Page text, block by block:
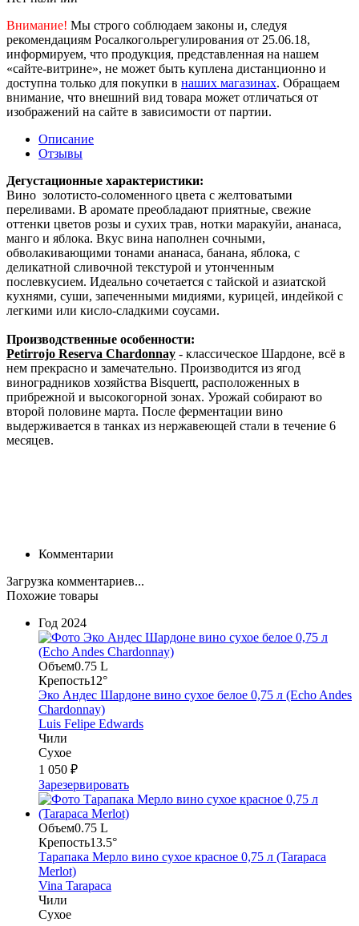
Внимание! Мы строго соблюдаем законы и, следуя
рекомендациям Росалкогольрегулирования от 25.06.18,
информируем, что продукция, представленная на нашем
«сайте-витрине», не может быть куплена дистанционно и
доступна только для покупки в наших магазинах. Обращаем
внимание, что внешний вид товара может отличаться от
изображений на сайте в зависимости от партии.
Описание
Отзывы
Дегустационные характеристики:
Вино золотисто-соломенного цвета с желтоватыми
переливами. В аромате преобладают приятные, свежие
оттенки цветов розы и сухих трав, нотки маракуйи, ананаса,
манго и яблока. Вкус вина наполнен сочными,
обволакивающими тонами ананаса, банана, яблока, с
деликатной сливочной текстурой и утонченным
послевкусием. Идеально сочетается с тайской и азиатской
кухнями, суши, запеченными мидиями, курицей, индейкой с
легкими или кисло-сладкими соусами.
Производственные особенности:
Petirrojo Reserva Chardonnay - классическое Шардоне, всё в
нем прекрасно и замечательно. Производится из ягод
виноградников хозяйства Bisquertt, расположенных в
прибрежной и высокогорной зонах. Урожай собирают во
второй половине марта. После ферментации вино
выдерживается в танках из нержавеющей стали в течение 6
месяцев.
Комментарии
Загрузка комментариев...
Похожие товары
Год 2024
Объем0.75 L
Крепость12°
Эко Андес Шардоне вино сухое белое 0,75 л (Echo Andes
Chardonnay)
Luis Felipe Edwards
Чили
Сухое
1 050 ₽
Зарезервировать
Объем0.75 L
Крепость13.5°
Тарапака Мерло вино сухое красное 0,75 л (Tarapaca
Merlot)
Vina Tarapaca
Чили
Сухое